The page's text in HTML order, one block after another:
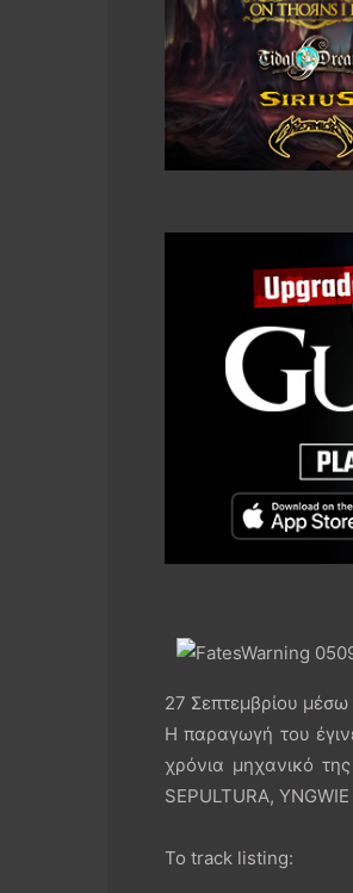
27 Σεπτεμβρίου
Η παραγωγή του
χρόνια μηχανικό
SEPULTURA,
To track listing: